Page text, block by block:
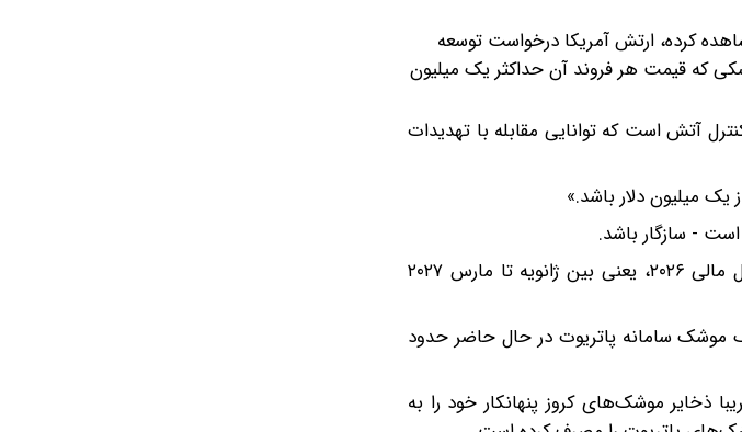
کرده، ارتش آمریکا درخواست توسعه
که قیمت هر فروند آن حداکثر یک میلیون
آتش است که توانایی مقابله با تهدیدات
یک میلیون دلار باشد.»
پنتاگون انتظار دارد نخستین نمایش عملیاتی توانایی‌های این موشک در سه‌ماهه چهارم سال مالی ۲۰۲۶، یعنی بین ژانویه تا مارس ۲۰۲۷
هزینه هر شلیک موشک سامانه پاتریوت در حال حاضر حدود
ذخایر موشک‌های کروز پنهانکار خود را به